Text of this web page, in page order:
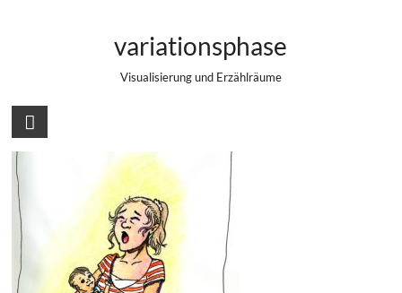
variationsphase
Visualisierung und Erzählräume
#001/365 – YOU